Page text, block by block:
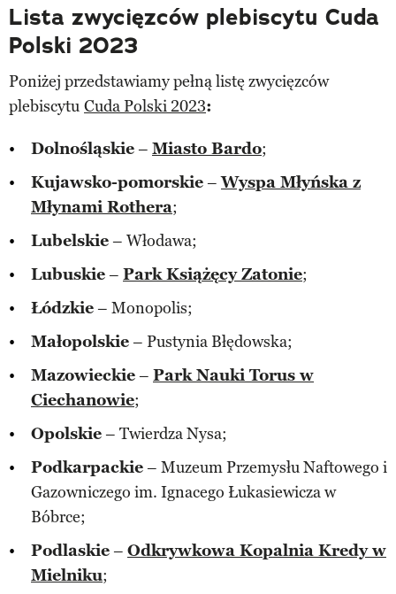
Lista zwycięzców plebiscytu Cuda
Polski 2023
Poniżej przedstawiamy pełną listę zwycięzców
plebiscytu Cuda Polski 2023:
Dolnośląskie– Miasto Bardo;
Kujawsko-pomorskie–Wyspa Młyńska z
Młynami Rothera;
Lubelskie– Włodawa;
Lubuskie– Park Książęcy Zatonie;
Łódzkie– Monopolis;
Małopolskie– Pustynia Błędowska;
Mazowieckie– Park Nauki Torus w
Ciechanowie;
Opolskie– Twierdza Nysa;
Podkarpackie– Muzeum Przemysłu Naftowego i
Gazowniczego im. Ignacego Łukasiewicza w
Bóbrce;
Podlaskie– Odkrywkowa Kopalnia Kredy w
Mielniku;